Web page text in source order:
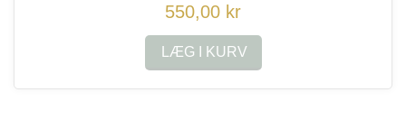
550,00 kr
LÆG I KURV